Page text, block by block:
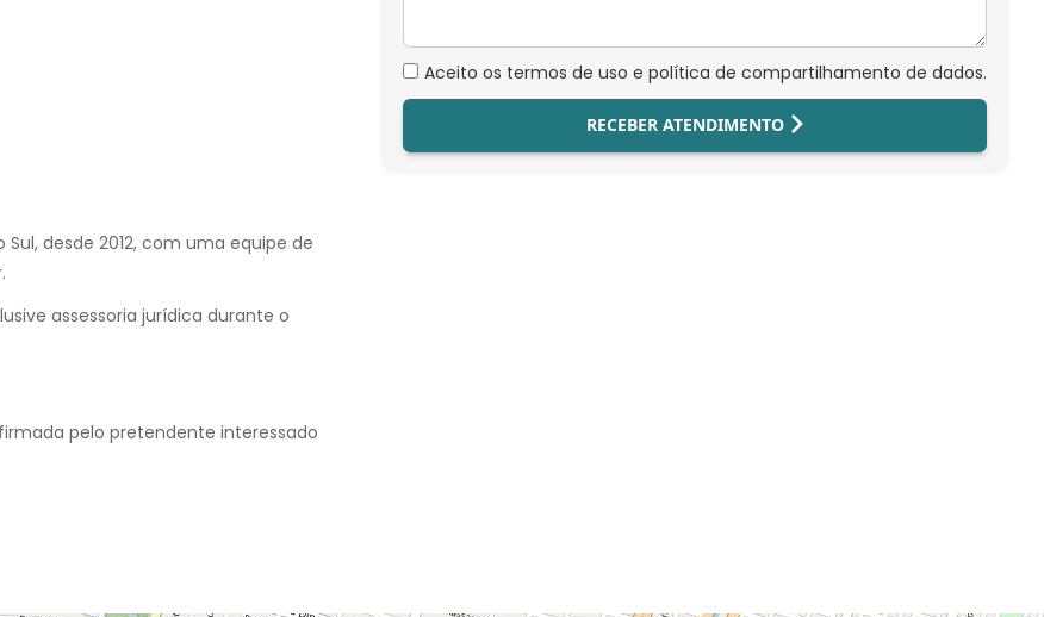
desde 2012, com uma equipe de
assessoria jurídica durante o
pelo pretendente interessado
Aceito os termos de uso e política de compartilhamento de dados.
RECEBER ATENDIMENTO